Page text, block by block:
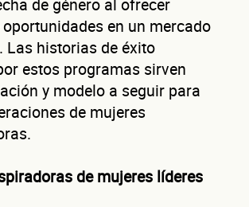
de género al ofrecer
en un mercado
Las historias de éxito
estos programas sirven
y modelo a seguir para
de mujeres
de mujeres líderes